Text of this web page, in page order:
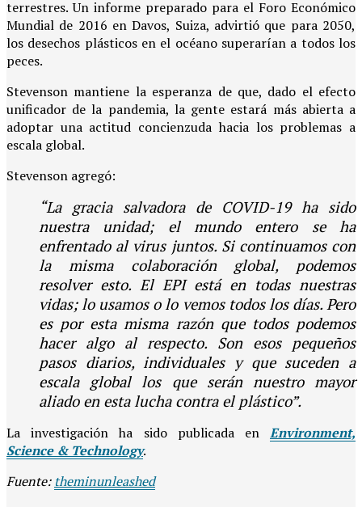
terrestres. Un informe preparado para el Foro Económico
Mundial de 2016 en Davos, Suiza, advirtió que para 2050,
los desechos plásticos en el océano superarían a todos los
peces.
Stevenson mantiene la esperanza de que, dado el efecto
unificador de la pandemia, la gente estará más abierta a
adoptar una actitud concienzuda hacia los problemas a
escala global.
Stevenson agregó:
“La gracia salvadora de COVID-19 ha sido
nuestra unidad; el mundo entero se ha
enfrentado al virus juntos. Si continuamos con
la misma colaboración global, podemos
resolver esto. El EPI está en todas nuestras
vidas; lo usamos o lo vemos todos los días. Pero
es por esta misma razón que todos podemos
hacer algo al respecto. Son esos pequeños
pasos diarios, individuales y que suceden a
escala global los que serán nuestro mayor
aliado en esta lucha contra el plástico”.
La investigación ha sido publicada en Environment,
Science & Technology.
Fuente: theminunleashed